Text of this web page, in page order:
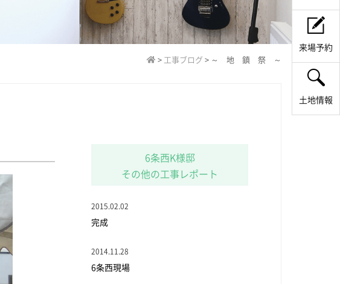
> 工事ブログ > ～ 地 鎮 祭 ～
6条西K様邸
その他の工事レポート
2015.02.02
完成
2014.11.28
6条西現場
来場予約
土地情報